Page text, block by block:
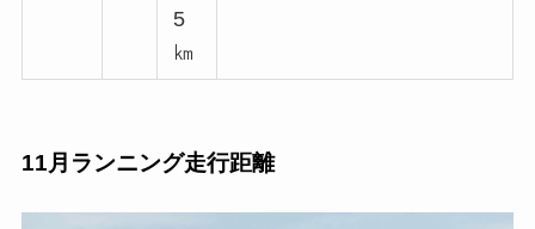
5
㎞
11月ランニング走行距離